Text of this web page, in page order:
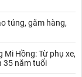
túng, găm hàng,
Hồng: Từ phụ xe,
35 năm tuổi